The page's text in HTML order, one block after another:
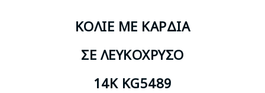
ΚΟΛΙΈ ΜΕ ΚΑΡΔΙΆ
ΣΕ ΛΕΥΚΌΧΡΥΣΟ
14Κ KG5489